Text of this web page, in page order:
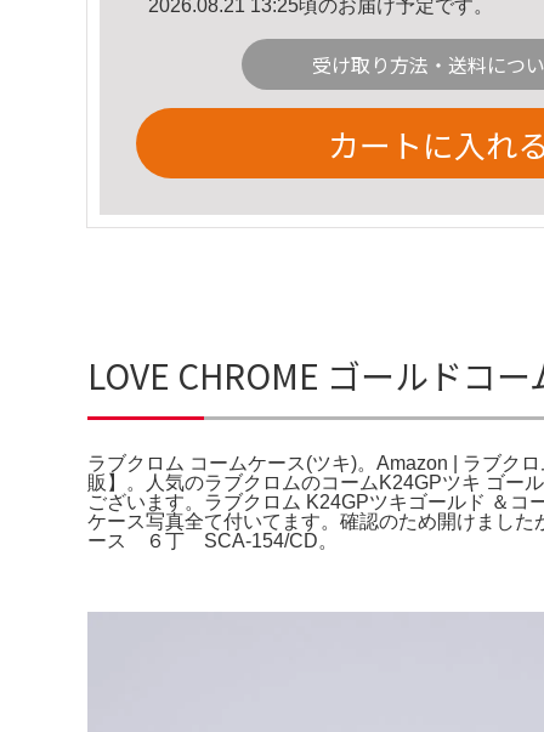
2026.08.21 13:25頃のお届け予定です。
受け取り方法・送料につ
カートに入れ
LOVE CHROME ゴールドコ
ラブクロム コームケース(ツキ)。Amazon | ラブク
販】。人気のラブクロムのコームK24GPツキ ゴ
ございます。ラブクロム K24GPツキゴールド ＆コ
ケース写真全て付いてます。確認のため開けまし
ース ６丁 SCA-154/CD。